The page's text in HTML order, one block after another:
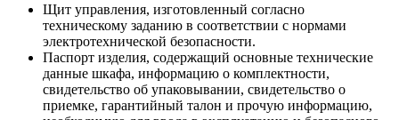
Щит управления, изготовленный согласно
техническому заданию в соответствии с нормами
электротехнической безопасности.
Паспорт изделия, содержащий основные технические
данные шкафа, информацию о комплектности,
свидетельство об упаковывании, свидетельство о
приемке, гарантийный талон и прочую информацию,